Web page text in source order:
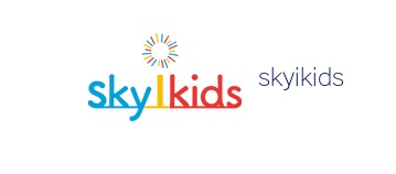
skyikids